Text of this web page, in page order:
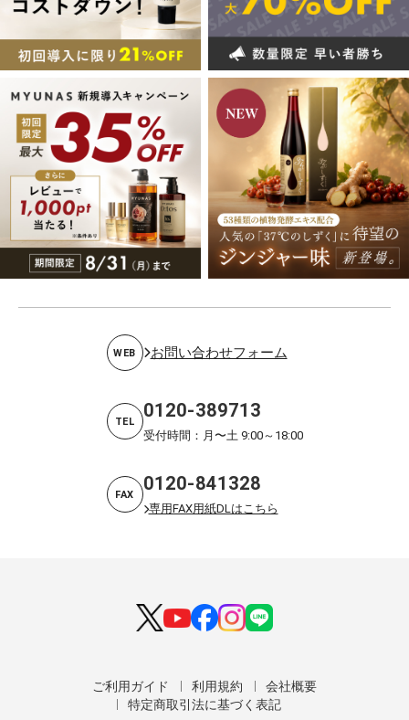
WEB お問い合わせフォーム
TEL 0120-389713
受付時間：月〜土 9:00～18:00
FAX 0120-841328
専用FAX用紙DLはこちら
ご利用ガイド 利用規約
会社概要
特定商取引法に基づく表記